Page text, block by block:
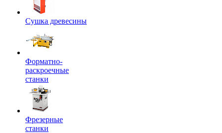
Сушка древесины
Форматно-
раскроечные
станки
Фрезерные
станки